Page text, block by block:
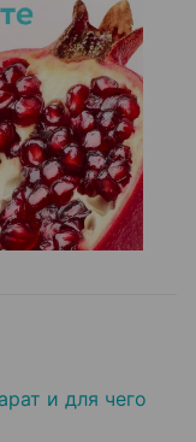
и для чего